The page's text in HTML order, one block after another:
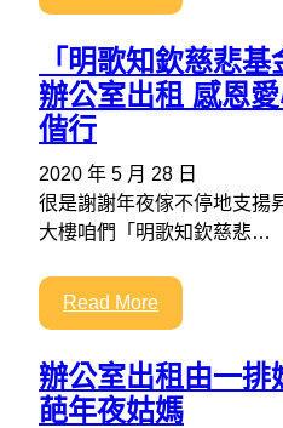
「明歌知欽慈悲
辦公室出租 感恩
偕行
2020 年 5 月 28 日
很是謝謝年夜傢不停地支揚
大樓咱們「明歌知欽慈悲…
Read More
辦公室出租由一排
葩年夜姑媽